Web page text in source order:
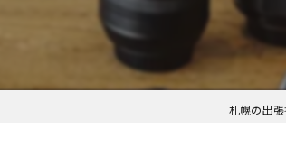
札幌の出